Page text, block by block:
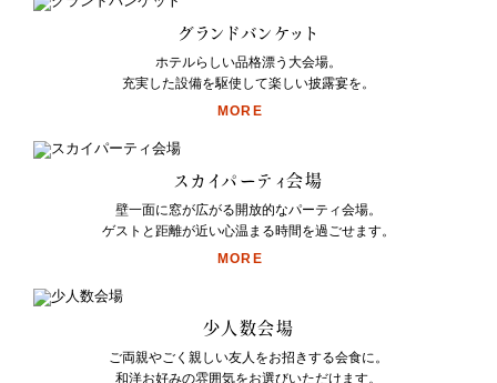
グランドバンケット
ホテルらしい品格漂う大会場。
充実した設備を駆使して楽しい披露宴を。
MORE
スカイパーティ会場
壁一面に窓が広がる開放的なパーティ会場。
ゲストと距離が近い心温まる時間を過ごせます。
MORE
少人数会場
ご両親やごく親しい友人をお招きする会食に。
和洋お好みの雰囲気をお選びいただけます。